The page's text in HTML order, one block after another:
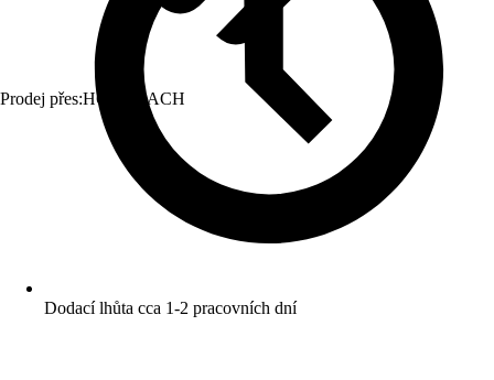
Prodej přes:HORNBACH
Dodací lhůta cca 1-2 pracovních dní